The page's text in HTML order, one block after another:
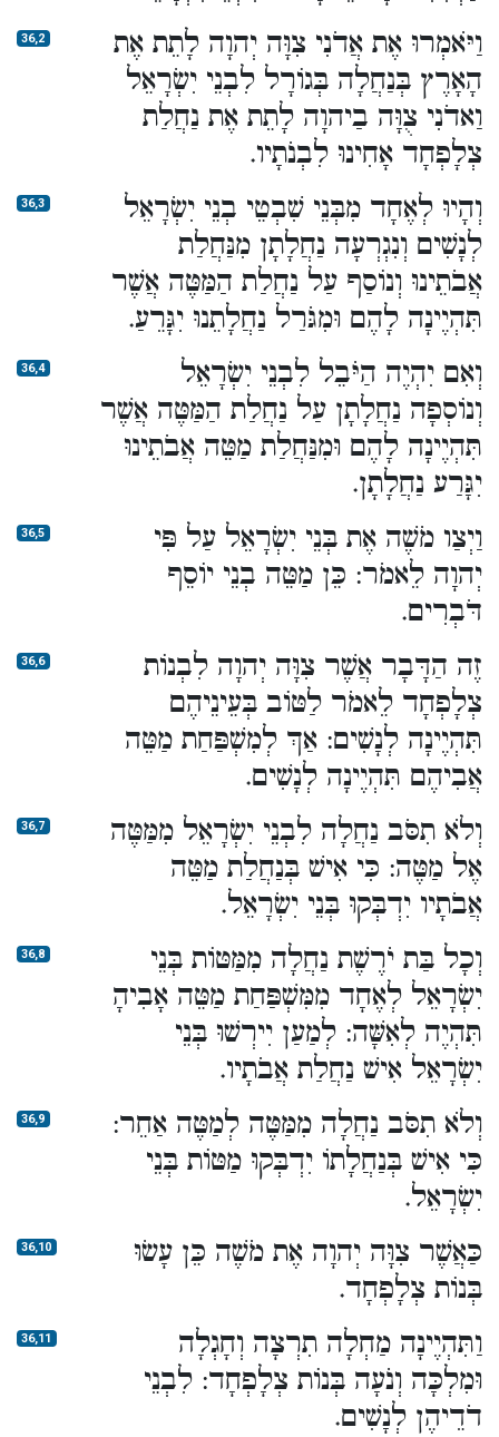
36,2
וַיֹּאמְרוּ אֶת אֲדֹנִי צִוָּה יְהוָה לָתֵת אֶת
הָאָרֶץ בְּנַחֲלָה בְּגוֹרָל לִבְנֵי יִשְׂרָאֵל
וַאדֹנִי צֻוָּה בַיהוָה לָתֵת אֶת נַחֲלַת
צְלָפְחָד אָחִינוּ לִבְנֹתָיו.
36,3
וְהָיוּ לְאֶחָד מִבְּנֵי שִׁבְטֵי בְנֵי יִשְׂרָאֵל
לְנָשִׁים וְנִגְרְעָה נַחֲלָתָן מִנַּחֲלַת
אֲבֹתֵינוּ וְנוֹסַף עַל נַחֲלַת הַמַּטֶּה אֲשֶׁר
תִּהְיֶינָה לָהֶם וּמִגֹּרַל נַחֲלָתֵנוּ יִגָּרֵעַ.
36,4
וְאִם יִהְיֶה הַיֹּבֵל לִבְנֵי יִשְׂרָאֵל
וְנוֹסְפָה נַחֲלָתָן עַל נַחֲלַת הַמַּטֶּה אֲשֶׁר
תִּהְיֶינָה לָהֶם וּמִנַּחֲלַת מַטֵּה אֲבֹתֵינוּ
יִגָּרַע נַחֲלָתָן.
36,5
וַיְצַו מֹשֶׁה אֶת בְּנֵי יִשְׂרָאֵל עַל פִּי
יְהוָה לֵאמֹר: כֵּן מַטֵּה בְנֵי יוֹסֵף
דֹּבְרִים.
36,6
זֶה הַדָּבָר אֲשֶׁר צִוָּה יְהוָה לִבְנוֹת
צְלָפְחָד לֵאמֹר לַטּוֹב בְּעֵינֵיהֶם
תִּהְיֶינָה לְנָשִׁים: אַךְ לְמִשְׁפַּחַת מַטֵּה
אֲבִיהֶם תִּהְיֶינָה לְנָשִׁים.
36,7
וְלֹא תִסֹּב נַחֲלָה לִבְנֵי יִשְׂרָאֵל מִמַּטֶּה
אֶל מַטֶּה: כִּי אִישׁ בְּנַחֲלַת מַטֵּה
אֲבֹתָיו יִדְבְּקוּ בְּנֵי יִשְׂרָאֵל.
36,8
וְכָל בַּת יֹרֶשֶׁת נַחֲלָה מִמַּטּוֹת בְּנֵי
יִשְׂרָאֵל לְאֶחָד מִמִּשְׁפַּחַת מַטֵּה אָבִיהָ
תִּהְיֶה לְאִשָּׁה: לְמַעַן יִירְשׁוּ בְּנֵי
יִשְׂרָאֵל אִישׁ נַחֲלַת אֲבֹתָיו.
36,9
וְלֹא תִסֹּב נַחֲלָה מִמַּטֶּה לְמַטֶּה אַחֵר:
כִּי אִישׁ בְּנַחֲלָתוֹ יִדְבְּקוּ מַטּוֹת בְּנֵי
יִשְׂרָאֵל.
36,10
כַּאֲשֶׁר צִוָּה יְהוָה אֶת מֹשֶׁה כֵּן עָשׂוּ
בְּנוֹת צְלָפְחָד.
36,11
וַתִּהְיֶינָה מַחְלָה תִרְצָה וְחָגְלָה
וּמִלְכָּה וְנֹעָה בְּנוֹת צְלָפְחָד: לִבְנֵי
דֹדֵיהֶן לְנָשִׁים.